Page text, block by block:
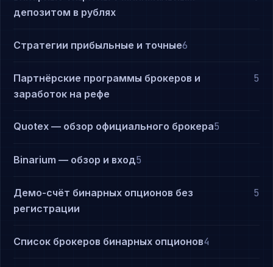
депозитом в рублях
Стратегии прибыльные и точные6
Партнёрские программы брокеров и
заработок на рефе
5
Quotex — обзор официального брокера5
Binarium — обзор и вход5
Демо-счёт бинарных опционов без
регистрации
5
Список брокеров бинарных опционов4